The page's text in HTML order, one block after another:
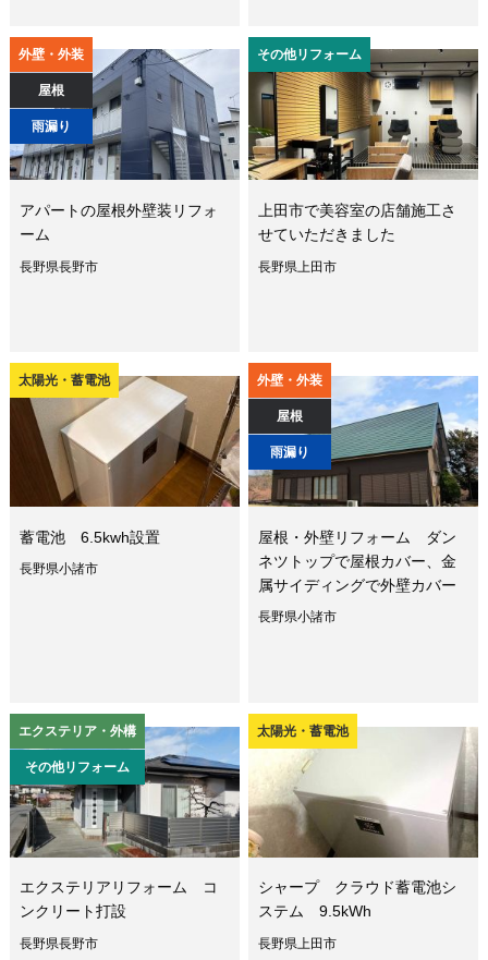
外壁・外装
屋根
雨漏り
アパートの屋根外壁装リフォ
ーム
長野県長野市
その他リフォーム
上田市で美容室の店舗施工さ
せていただきました
長野県上田市
太陽光・蓄電池
蓄電池 6.5kwh設置
長野県小諸市
外壁・外装
屋根
雨漏り
屋根・外壁リフォーム ダン
ネツトップで屋根カバー、金
属サイディングで外壁カバー
長野県小諸市
エクステリア・外構
その他リフォーム
エクステリアリフォーム コ
ンクリート打設
長野県長野市
太陽光・蓄電池
シャープ クラウド蓄電池シ
ステム 9.5kWh
長野県上田市